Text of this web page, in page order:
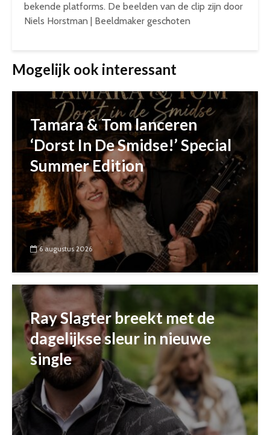
bekende platforms. De beelden van de clip zijn door
Niels Horstman | Beeldmaker geschoten
Mogelijk ook interessant
Tamara & Tom lanceren
‘Dorst In De Smidse!’ Special
Summer Edition
6 augustus 2026
Ray Slagter breekt met de
dagelijkse sleur in nieuwe
single